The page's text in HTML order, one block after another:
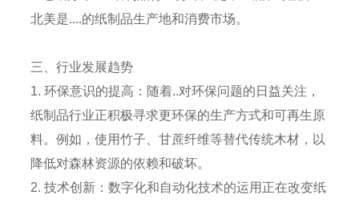
北美是....的纸制品生产地和消费市场。
三、行业发展趋势
1. 环保意识的提高：随着..对环保问题的日益关注，
纸制品行业正积极寻求更环保的生产方式和可再生原
料。例如，使用竹子、甘蔗纤维等替代传统木材，以
降低对森林资源的依赖和破坏。
2. 技术创新：数字化和自动化技术的运用正在改变纸